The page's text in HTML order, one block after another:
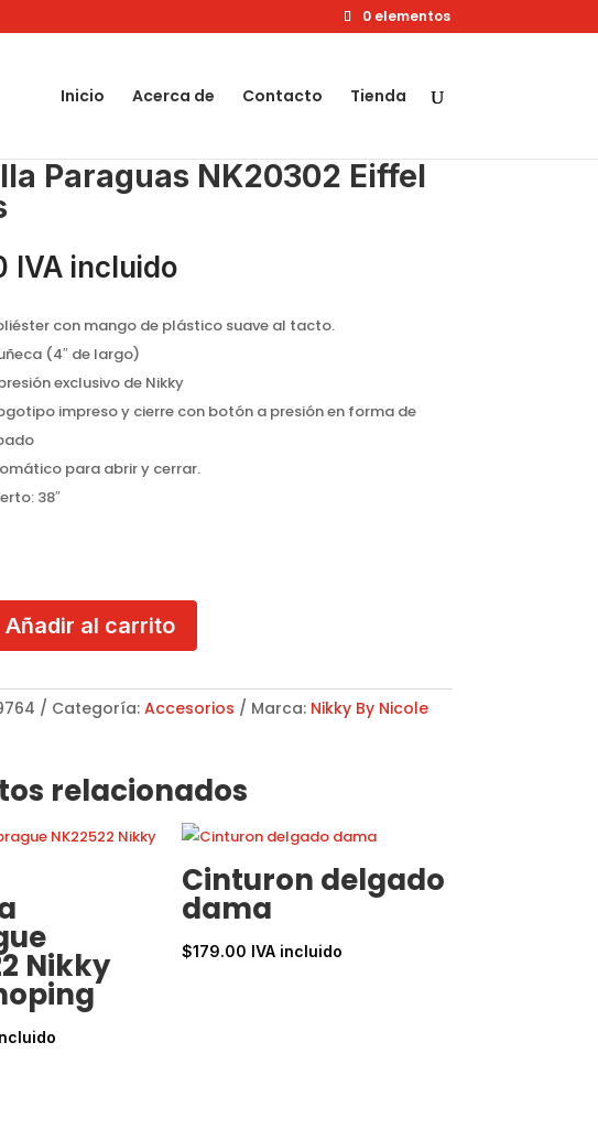
0 elementos
Inicio Acerca de Contacto Tienda
Paraguas NK20302 Eiffel
IVA incluido
con mango de plástico suave al tacto.
(4″ de largo)
exclusivo de Nikky
impreso y cierre con botón a presión en forma de
para abrir y cerrar.
38″
Añadir al carrito
Categoría: Accesorios Marca: Nikky By Nicole
relacionados
Nikky
Cinturon delgado
dama
$179.00 IVA incluido